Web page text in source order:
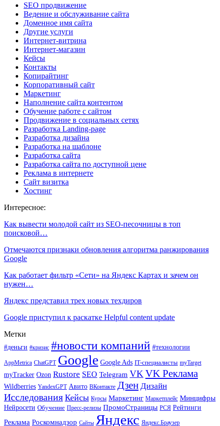
SEO продвижение
Ведение и обслуживание сайта
Доменное имя сайта
Другие услуги
Интернет-витрина
Интернет-магазин
Кейсы
Контакты
Копирайтинг
Корпоративный сайт
Маркетинг
Наполнение сайта контентом
Обучение работе с сайтом
Продвижение в социальных сетях
Разработка Landing-page
Разработка дизайна
Разработка на шаблоне
Разработка сайта
Разработка сайта по доступной цене
Реклама в интернете
Сайт визитка
Хостинг
Интересное:
Как вывести молодой сайт из SEO-песочницы в топ
поисковой…
Отмечаются признаки обновления алгоритма ранжирования
Google
Как работает фильтр «Сети» на Яндекс Картах и зачем он
нужен…
Яндекс представил трех новых техдиров
Google приступил к раскатке Helpful content update
Метки
#деньги #кризис #новости компаний #технологии
AppMetrica ChatGPT Google Google Ads IT-специалисты myTarget
myTracker Ozon Rustore SEO Telegram VK VK Реклама
Wildberries YandexGPT Авито ВКонтакте Дзен Дизайн
Исследования Кейсы Курсы Маркетинг Маркетплейс Минцифры
Нейросети Обучение Пресс-релизы ПромоСтраницы РСЯ Рейтинги
Реклама Роскомнадзор Сайты Яндекс Яндекс.Браузер